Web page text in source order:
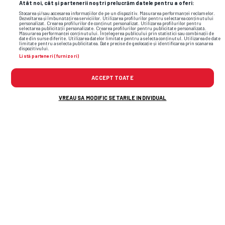
Atât noi, cât și partenerii noștri prelucrăm datele pentru a oferi:
Stocarea și/sau accesarea informațiilor de pe un dispozitiv. Măsurarea performanței reclamelor.
Dezvoltarea și îmbunătățirea serviciilor. Utilizarea profilurilor pentru selectarea conținutului
personalizat. Crearea profilurilor de conținut personalizat. Utilizarea profilurilor pentru
selectarea publicității personalizate. Crearea profilurilor pentru publicitate personalizată.
Măsurarea performanței conținutului. Înțelegerea publicului prin statistici sau combinații de
date din surse diferite. Utilizarea datelor limitate pentru a selecta conținutul. Utilizarea de date
limitate pentru a selecta publicitatea. Date precise de geolocație și identificarea prin scanarea
dispozitivului.
Listă parteneri (furnizori)
ACCEPT TOATE
VREAU SA MODIFIC SETARILE INDIVIDUAL